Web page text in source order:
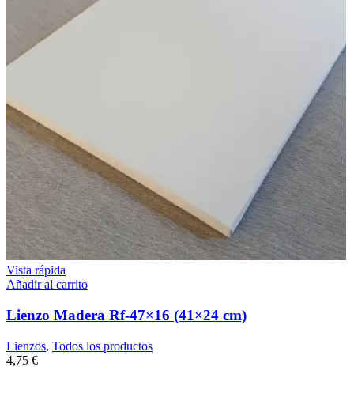
Vista rápida
Añadir al carrito
Lienzo Madera Rf-47×16 (41×24 cm)
Lienzos, Todos los productos
4,75 €